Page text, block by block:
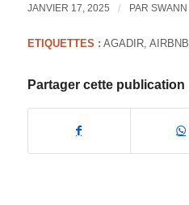
JANVIER 17, 2025 / PAR SWANN
ETIQUETTES : AGADIR, AIRBNB
Partager cette publication